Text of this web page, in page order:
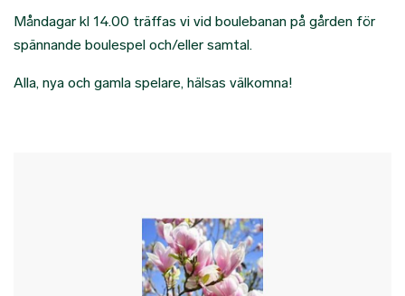
Måndagar kl 14.00 träffas vi vid boulebanan på gården för
spännande boulespel och/eller samtal.
Alla, nya och gamla spelare, hälsas välkomna!